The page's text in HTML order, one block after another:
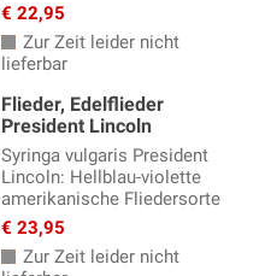
€ 22,95
Zur Zeit leider nicht
lieferbar
Flieder, Edelflieder
President Lincoln
Syringa vulgaris President
Lincoln: Hellblau-violette
amerikanische Fliedersorte
€ 23,95
Zur Zeit leider nicht